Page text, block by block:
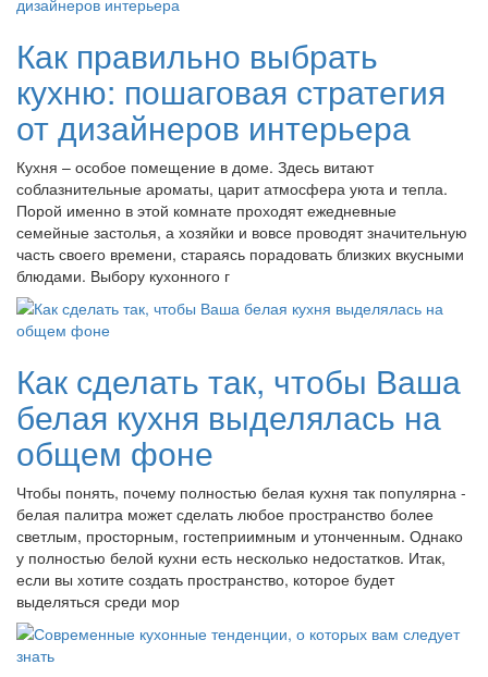
Как правильно выбрать
кухню: пошаговая стратегия
от дизайнеров интерьера
Кухня – особое помещение в доме. Здесь витают
соблазнительные ароматы, царит атмосфера уюта и тепла.
Порой именно в этой комнате проходят ежедневные
семейные застолья, а хозяйки и вовсе проводят значительную
часть своего времени, стараясь порадовать близких вкусными
блюдами. Выбору кухонного г
Как сделать так, чтобы Ваша
белая кухня выделялась на
общем фоне
Чтобы понять, почему полностью белая кухня так популярна -
белая палитра может сделать любое пространство более
светлым, просторным, гостеприимным и утонченным. Однако
у полностью белой кухни есть несколько недостатков. Итак,
если вы хотите создать пространство, которое будет
выделяться среди мор